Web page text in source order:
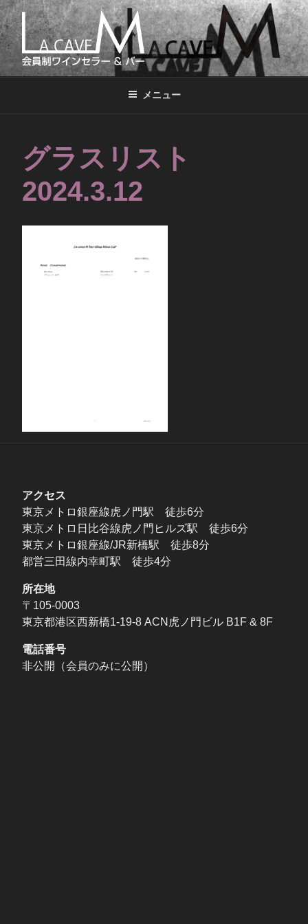
コ
ン
テ
ツ
LA CAVE M
会員制ワインセラー&バー
メニュー
グラスリスト
2024.3.12
アクセス
東京メトロ銀座線虎ノ門駅 徒歩6分
東京メトロ日比谷線虎ノ門ヒルズ駅 徒歩6分
東京メトロ銀座線/JR新橋駅 徒歩8分
都営三田線内幸町駅 徒歩4分
所在地
〒105-0003
東京都港区西新橋1-19-8 ACN虎ノ門ビル B1F & 8F
電話番号
非公開（会員のみに公開）